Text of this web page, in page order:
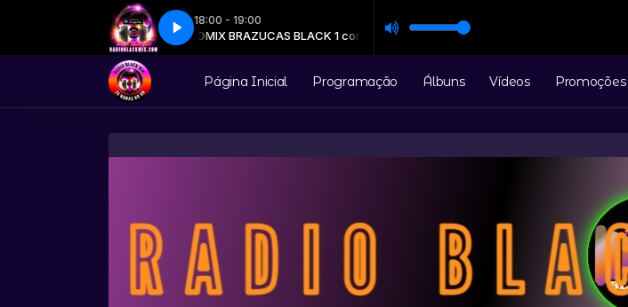
18:00 - 19:00
BLACK 1 com MIX DIÁRIOMIX BRAZUCAS BLACK 1 com MIX DIÁRIO
- Cada Um Cada Um (K2 Mix) (104.0) Claudio Zolli - Cada Um Cada Um (K2 Mix)
Página Inicial Programação Álbuns Vídeos Promoções